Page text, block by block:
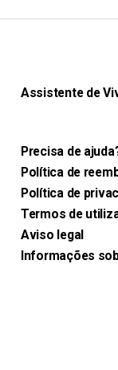
Assistente de
Precisa de
Política de
Política de
Termos de
Aviso legal
Informações